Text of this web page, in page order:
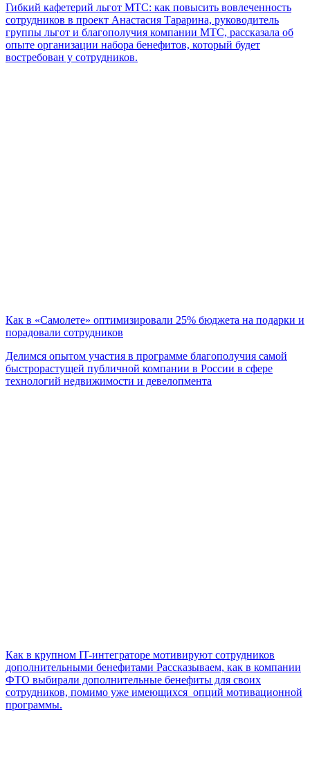
Гибкий кафетерий льгот МТС: как повысить вовлеченность
сотрудников в проект Анастасия Тарарина, руководитель
группы льгот и благополучия компании МТС, рассказала об
опыте организации набора бенефитов, который будет
востребован у сотрудников.
Как в «Самолете» оптимизировали 25% бюджета на подарки и
порадовали сотрудников
Делимся опытом участия в программе благополучия самой
быстрорастущей публичной компании в России в сфере
технологий недвижимости и девелопмента
Как в крупном IT-интеграторе мотивируют сотрудников
дополнительными бенефитами Рассказываем, как в компании
ФТО выбирали дополнительные бенефиты для своих
сотрудников, помимо уже имеющихся опций мотивационной
программы.